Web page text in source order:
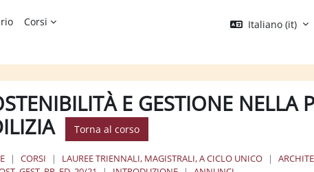
Corsi Italiano ‎(it)‎
E GESTIONE NELLA
Torna al corso
CORSI LAUREE TRIENNALI, MAGISTRALI, A CICLO UNICO